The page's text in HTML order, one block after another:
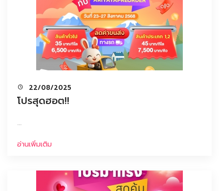
22/08/2025
โปรสุดฮอต!!
...
อ่านเพิ่มเติม